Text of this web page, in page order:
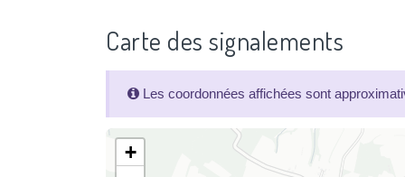
Carte des signalements
Les coordonnées affichées sont
+